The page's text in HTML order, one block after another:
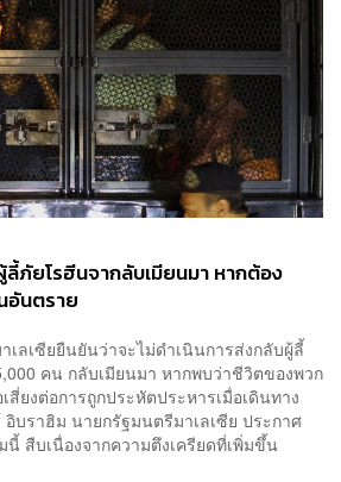
ลี้ภัยโรฮีนจากลับเมียนมา หากต้อง
อันตราย
เลเซียยืนยันว่าจะไม่ดำเนินการส่งกลับผู้ลี้
คน กลับเมียนมา หากพบว่าชีวิตของพวก
สี่ยงต่อการถูกประหัตประหารเมื่อเดินทาง
ราฮิม นายกรัฐมนตรีมาเลเซีย ประกาศ
สืบเนื่องจากความตึงเครียดที่เพิ่มขึ้น